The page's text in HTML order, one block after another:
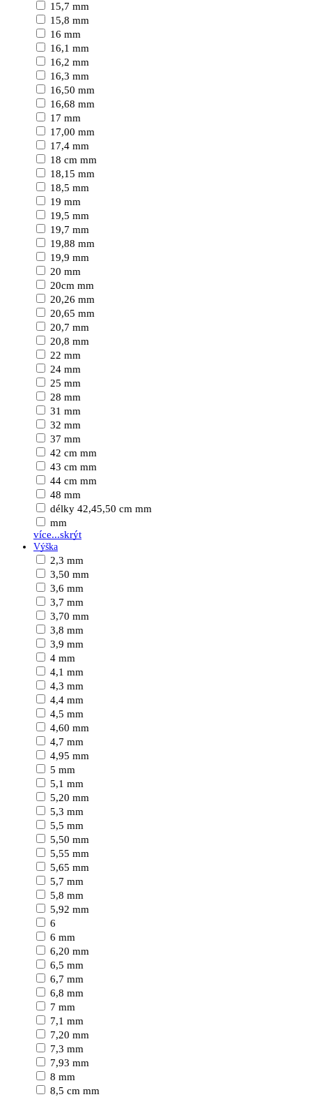
15,7 mm
15,8 mm
16 mm
16,1 mm
16,2 mm
16,3 mm
16,50 mm
16,68 mm
17 mm
17,00 mm
17,4 mm
18 cm mm
18,15 mm
18,5 mm
19 mm
19,5 mm
19,7 mm
19,88 mm
19,9 mm
20 mm
20cm mm
20,26 mm
20,65 mm
20,7 mm
20,8 mm
22 mm
24 mm
25 mm
28 mm
31 mm
32 mm
37 mm
42 cm mm
43 cm mm
44 cm mm
48 mm
délky 42,45,50 cm mm
mm
více...skrýt
Výška
2,3 mm
3,50 mm
3,6 mm
3,7 mm
3,70 mm
3,8 mm
3,9 mm
4 mm
4,1 mm
4,3 mm
4,4 mm
4,5 mm
4,60 mm
4,7 mm
4,95 mm
5 mm
5,1 mm
5,20 mm
5,3 mm
5,5 mm
5,50 mm
5,55 mm
5,65 mm
5,7 mm
5,8 mm
5,92 mm
6
6 mm
6,20 mm
6,5 mm
6,7 mm
6,8 mm
7 mm
7,1 mm
7,20 mm
7,3 mm
7,93 mm
8 mm
8,5 cm mm